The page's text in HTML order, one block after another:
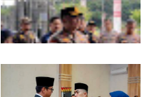
Kunker Perdana ke